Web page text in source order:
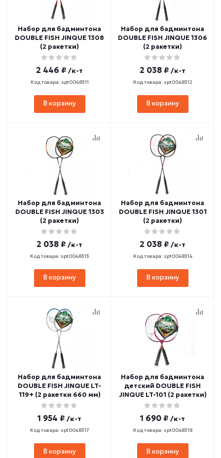
Набор для бадминтона
DOUBLE FISH JINQUE 1308
(2 ракетки)
2 446 ₽ /к-т
Код товара: spt0048311
В корзину
Набор для бадминтона
DOUBLE FISH JINQUE 1306
(2 ракетки)
2 038 ₽ /к-т
Код товара: spt0048312
В корзину
Набор для бадминтона
DOUBLE FISH JINQUE 1303
(2 ракетки)
2 038 ₽ /к-т
Код товара: spt0048313
В корзину
Набор для бадминтона
DOUBLE FISH JINQUE 1301
(2 ракетки)
2 038 ₽ /к-т
Код товара: spt0048314
В корзину
Набор для бадминтона
DOUBLE FISH JINQUE LT-
119+ (2 ракетки 660 мм)
1 954 ₽ /к-т
Код товара: spt0048317
В корзину
Набор для бадминтона
детский DOUBLE FISH
JINQUE LT-101 (2 ракетки)
1 690 ₽ /к-т
Код товара: spt0048318
В корзину